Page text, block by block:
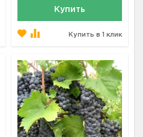
Купить
Купить в 1 клик